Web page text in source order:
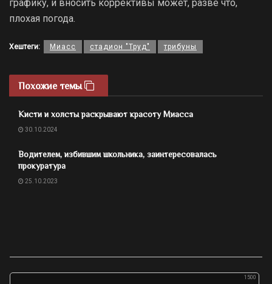
графику, и вносить коррективы может, разве что,
плохая погода.
Хештеги: Миасс стадион "Труд" трибуны
Похожие темы
Кисти и холсты раскрывают красоту Миасса
30.10.2024
Водителем, избившим школьника, заинтересовалась
прокуратура
25.10.2023
1500